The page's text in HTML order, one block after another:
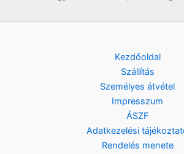
Kezdőoldal
Szállítás
Személyes átvétel
Impresszum
ÁSZF
Adatkezelési
Rendelés menete